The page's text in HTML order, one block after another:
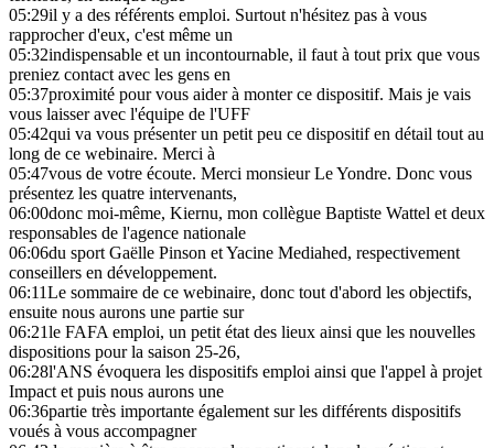
05:29il y a des référents emploi. Surtout n'hésitez pas à vous
rapprocher d'eux, c'est même un
05:32indispensable et un incontournable, il faut à tout prix que vous
preniez contact avec les gens en
05:37proximité pour vous aider à monter ce dispositif. Mais je vais
vous laisser avec l'équipe de l'UFF
05:42qui va vous présenter un petit peu ce dispositif en détail tout au
long de ce webinaire. Merci à
05:47vous de votre écoute. Merci monsieur Le Yondre. Donc vous
présentez les quatre intervenants,
06:00donc moi-même, Kiernu, mon collègue Baptiste Wattel et deux
responsables de l'agence nationale
06:06du sport Gaëlle Pinson et Yacine Mediahed, respectivement
conseillers en développement.
06:11Le sommaire de ce webinaire, donc tout d'abord les objectifs,
ensuite nous aurons une partie sur
06:21le FAFA emploi, un petit état des lieux ainsi que les nouvelles
dispositions pour la saison 25-26,
06:28l'ANS évoquera les dispositifs emploi ainsi que l'appel à projet
Impact et puis nous aurons une
06:36partie très importante également sur les différents dispositifs
voués à vous accompagner